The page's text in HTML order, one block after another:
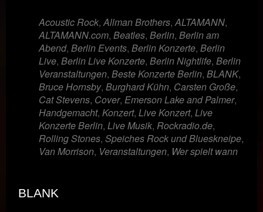
Acoustic Rock,Allman Brothers,ALTAMANN,
ALTAMANN.com, Beatles, Berlin, Berlin am
Abend, Berlin Events, Berlin Konzerte, Berlin
Live, Berlin Live Konzerte, Berlin Nightlife, Berlin
Veranstaltungen, Beste Konzerte Berlin, BLANK,
Bruce Hornsby, Burghard Kühn, Carsten Große,
Cat Stevens, Cover, Emerson Lake and Palmer,
Handgemacht, Konzert, Live Konzert, Live
Konzerte Berlin, Live Musik, Rockradio.de,
Rolling Stones, Speiches Rock und Blueskneipe,
Van Morrison, Veranstaltungen, Wer spielt wann
BLANK